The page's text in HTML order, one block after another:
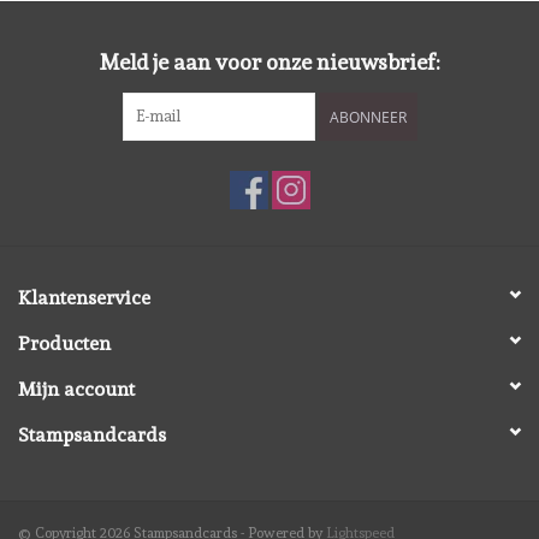
Embossingpoeders
Inkleurbenodigdheden
Gereedschap
Meld je aan voor onze nieuwsbrief:
ABONNEER
Klantenservice
Producten
Mijn account
Stampsandcards
© Copyright 2026 Stampsandcards - Powered by Lightspeed